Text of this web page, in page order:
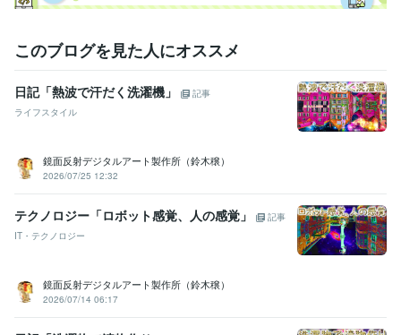
このブログを見た人にオススメ
日記「熱波で汗だく洗濯機」
記事
ライフスタイル
鏡面反射デジタルアート製作所（鈴木穣）
2026/07/25 12:32
テクノロジー「ロボット感覚、人の感覚」
記事
IT・テクノロジー
鏡面反射デジタルアート製作所（鈴木穣）
2026/07/14 06:17